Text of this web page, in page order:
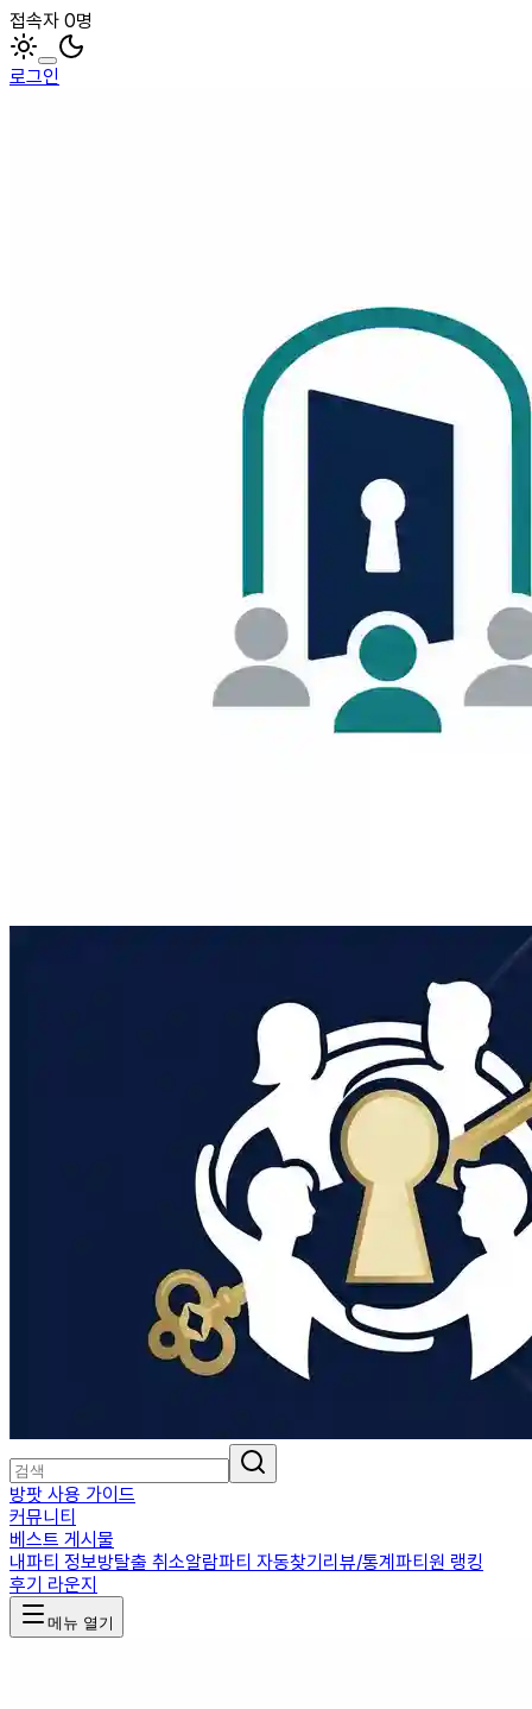
접속자 0명
로그인
방팟 사용 가이드
커뮤니티
베스트 게시물
내파티 정보방탈출 취소알람파티 자동찾기리뷰/통계파티원 랭킹
후기 라운지
메뉴 열기